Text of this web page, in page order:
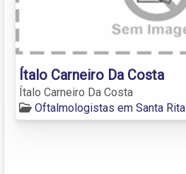
Ítalo Carneiro Da Costa
Ítalo Carneiro Da Costa
Oftalmologistas em Santa Rita